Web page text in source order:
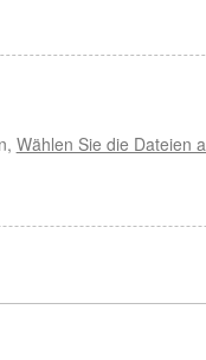
Wählen Sie die Dateien